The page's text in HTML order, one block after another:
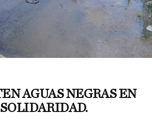
AGUAS NEGRAS EN
SOLIDARIDAD.